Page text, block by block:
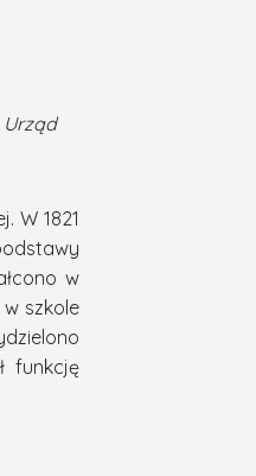
Urząd
W 1821
w
szkole
funkcję